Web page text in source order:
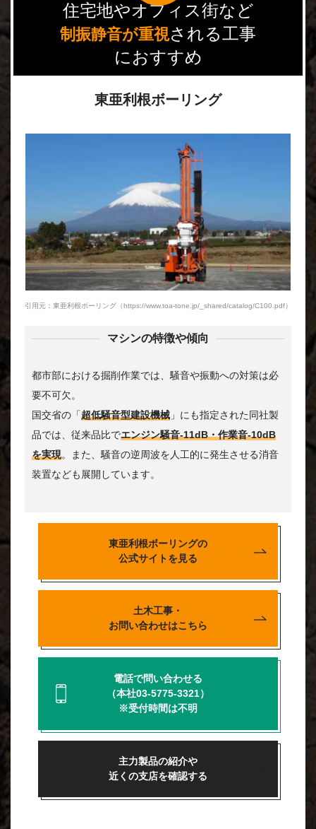
住宅地やオフィス街など
制振静音が重視される工事
におすすめ
東亜利根ボーリング
引用元：東亜利根ボーリング（https://www.toa-tone.jp/_shared/catalog/C100.pdf）
マシンの特徴や傾向
都市部における掘削作業では、騒音や振動への対策は必
要不可欠。
国交省の「超低騒音型建設機械 」にも指定された同社製
品では、従来品比でエンジン騒音-11dB・作業音-10dB
を実現。また、騒音の逆周波を人工的に発生させる消音
装置なども展開しています。
東亜利根ボーリングの
公式サイトを見る
土木工事・
お問い合わせはこちら
電話で問い合わせる
（本社03-5775-3321）
※受付時間は不明
主力製品の紹介や
近くの支店を確認する